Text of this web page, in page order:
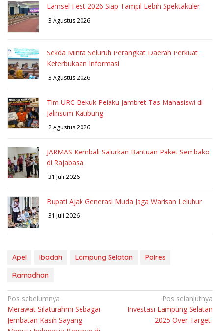
Lamsel Fest 2026 Siap Tampil Lebih Spektakuler
3 Agustus 2026
Sekda Minta Seluruh Perangkat Daerah Perkuat
Keterbukaan Informasi
3 Agustus 2026
Tim URC Bekuk Pelaku Jambret Tas Mahasiswi di
Jalinsum Katibung
2 Agustus 2026
JARMAS Kembali Salurkan Bantuan Paket Sembako
di Rajabasa
31 Juli 2026
Bupati Ajak Generasi Muda Jaga Warisan Leluhur
31 Juli 2026
Apel Ibadah Lampung Selatan
Polres
Ramadhan
Navigasi
pos
Pos sebelumnya
Merawat Silaturahmi Sebagai
Jembatan Kasih Sayang
Pos selanjutnya
Investasi Lampung Selatan
2025 Over Target